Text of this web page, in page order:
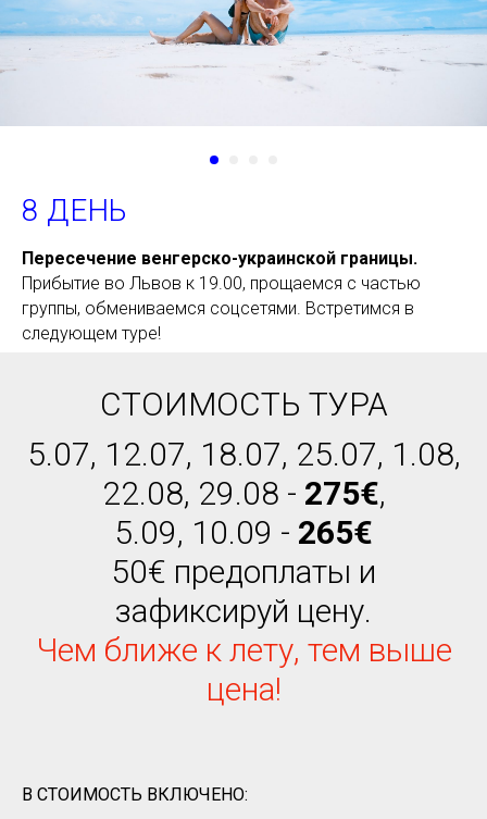
8 ДЕНЬ
Пересечение венгерско-украинской границы.
Прибытие во Львов к 19.00, прощаемся с частью
группы, обмениваемся соцсетями. Встретимся в
следующем туре!
СТОИМОСТЬ ТУРА
5.07, 12.07, 18.07, 25.07, 1.08,
22.08, 29.08 - 275€,
5.09, 10.09 - 265€
50€ предоплаты и
зафиксируй цену.
Чем ближе к лету, тем выше
цена!
В СТОИМОСТЬ ВКЛЮЧЕНО: